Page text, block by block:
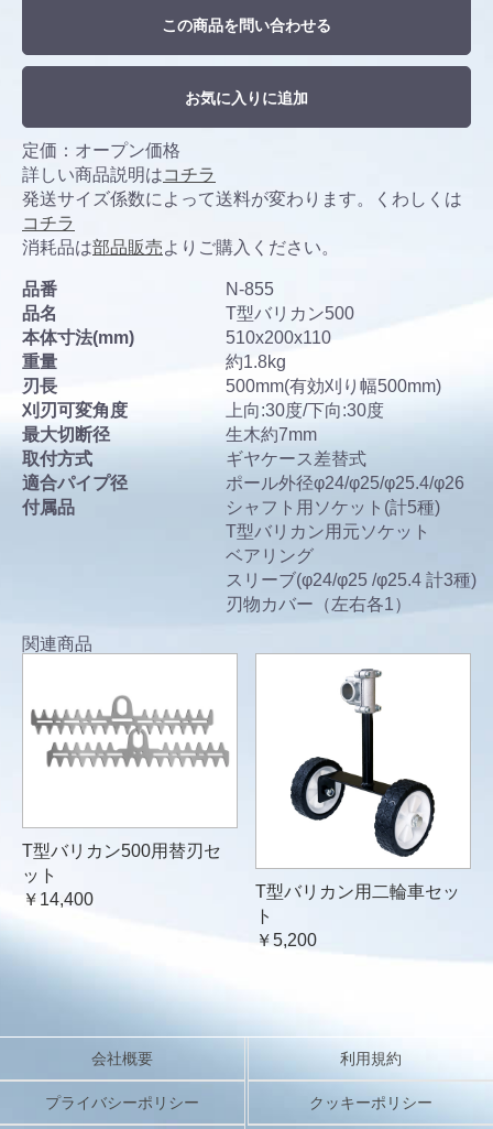
この商品を問い合わせる
お気に入りに追加
定価：オープン価格
詳しい商品説明はコチラ
発送サイズ係数によって送料が変わります。くわしくは
コチラ
消耗品は部品販売よりご購入ください。
品番
N-855
品名
T型バリカン500
本体寸法(mm)
510x200x110
重量
約1.8kg
刃長
500mm(有効刈り幅500mm)
刈刃可変角度
上向:30度/下向:30度
最大切断径
生木約7mm
取付方式
ギヤケース差替式
適合パイプ径
ポール外径φ24/φ25/φ25.4/φ26
付属品
シャフト用ソケット(計5種)
T型バリカン用元ソケット
ベアリング
スリーブ(φ24/φ25 /φ25.4 計3種)
刃物カバー（左右各1）
関連商品
T型バリカン500用替刃セ
ット
￥14,400
T型バリカン用二輪車セッ
ト
￥5,200
会社概要 利用規約
プライバシーポリシー クッキーポリシー